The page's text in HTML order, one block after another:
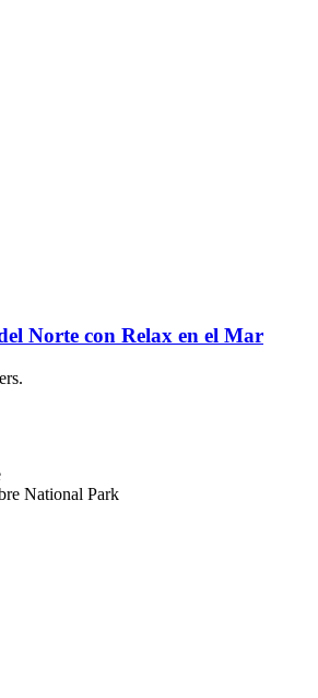
Norte con Relax en el Mar
National Park